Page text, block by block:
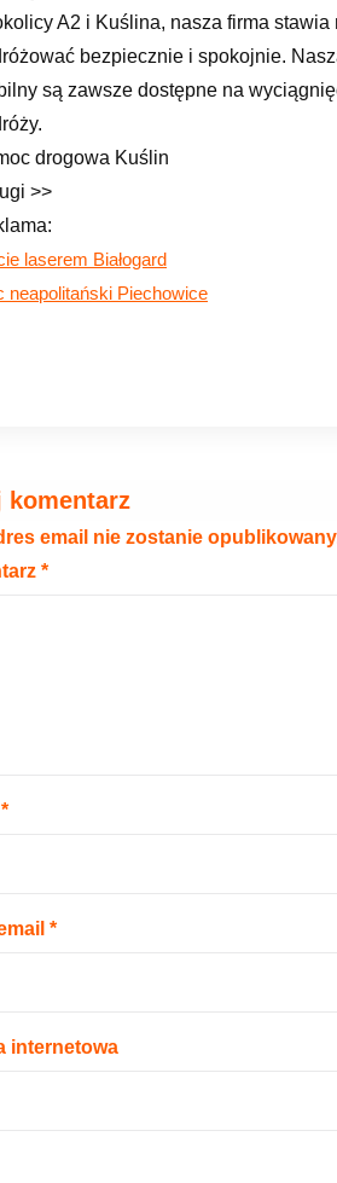
A2 i Kuślina, nasza firma
bezpiecznie i spokojnie.
są zawsze dostępne na
drogowa Kuślin
>>
laserem Białogard
neapolitański Piechowice
komentarz
email nie zostanie
*
*
*
internetowa